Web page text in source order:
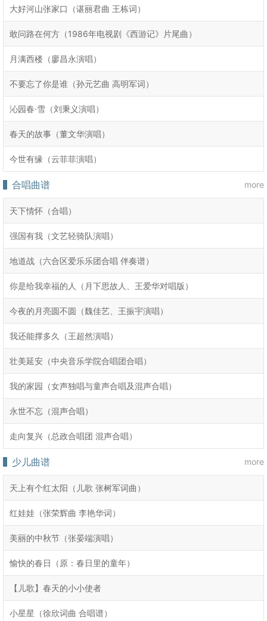
大好河山张家口（谌丽君曲 王栋词）
敢问路在何方（1986年电视剧《西游记》片尾曲）
月满西楼（廖昌永演唱）
不要忘了你是谁（孙元艺曲 高明军词）
沁园春·雪（刘秉义演唱）
春天的故事（董文华演唱）
今世有缘（云菲菲演唱）
合唱曲谱 more
天下情怀（合唱）
强国有我（文艺轻骑队演唱）
地道战（六合区爱乐乐团合唱 伴奏谱）
你是给我幸福的人（月下思故人、王爱华对唱版）
今夜的月亮圆不圆（魏佳艺、王振宇演唱）
我还能撑多久（王超然演唱）
壮美延安（中央音乐学院合唱团合唱）
我的家园（女声独唱与童声合唱及混声合唱）
永世不忘（混声合唱）
走向复兴（总政合唱团 混声合唱）
少儿曲谱 more
天上有个红太阳（儿歌 张树军词曲）
红娃娃（张荣辉曲 李艳华词）
美丽的中秋节（张晏端演唱）
愉快的春日（原：春日里的童年）
【儿歌】春天的小小使者
小星星（徐欣词曲 合唱谱）